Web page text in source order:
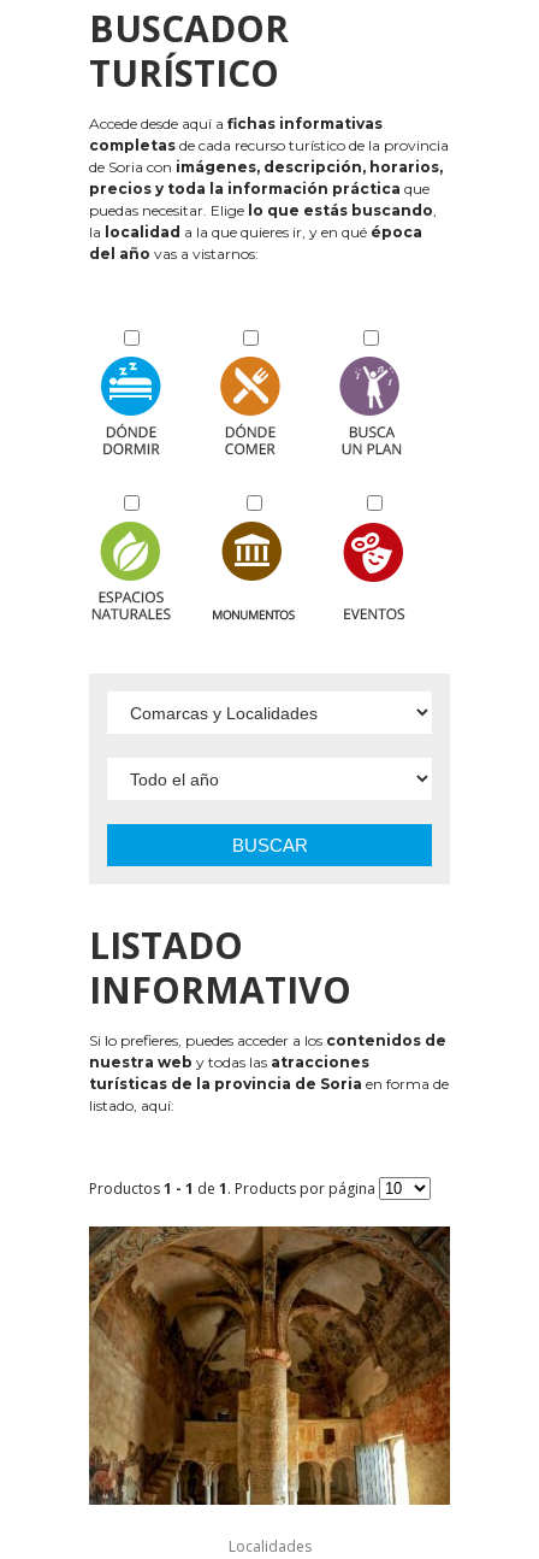
BUSCADOR
TURÍSTICO
Accede desde aquí a fichas informativas
completas de cada recurso turístico de la provincia
de Soria con imágenes, descripción, horarios,
precios y toda la información práctica que
puedas necesitar. Elige lo que estás buscando,
la localidad a la que quieres ir, y en qué época
del año vas a vistarnos:
BUSCAR
LISTADO
INFORMATIVO
Si lo prefieres, puedes acceder a los contenidos de
nuestra web y todas las atracciones
turísticas de la provincia de Soria en forma de
listado, aquí:
Productos1 - 1 de 1. Products por página
Localidades